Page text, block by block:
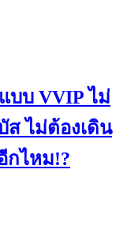
บบ VVIP ไม่
ส ไม่ต้องเดิน
กไหม!?